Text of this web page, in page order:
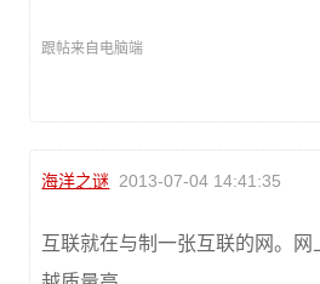
跟帖来自电脑端
海洋之谜 2013-07-04 14:41:35
互联就在与制一张互联的网。